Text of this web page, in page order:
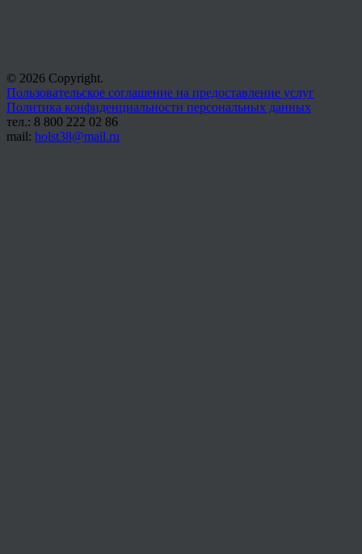
© 2026 Copyright.
Пользовательское соглашение на предоставление услуг
Политика конфиденциальности персональных данных
тел.: 8 800 222 02 86
mail: holst38@mail.ru